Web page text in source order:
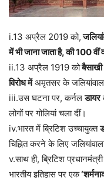
i.13 अप्रैल 2019 को,
में भी जाना जाता है, की 100 वीं
ii.13 अप्रैल 1919 को
विरोध मेंअमृतसर के
iii.उस घटना पर, कर्नलडायर
लोगों पर गोलियां चला दीं।
iv.भारत में ब्रिटिश उच्चायुक्त
चिह्नित करने के लिए
v.साथ ही, ब्रिटिश
भारतीय इतिहास पर एक